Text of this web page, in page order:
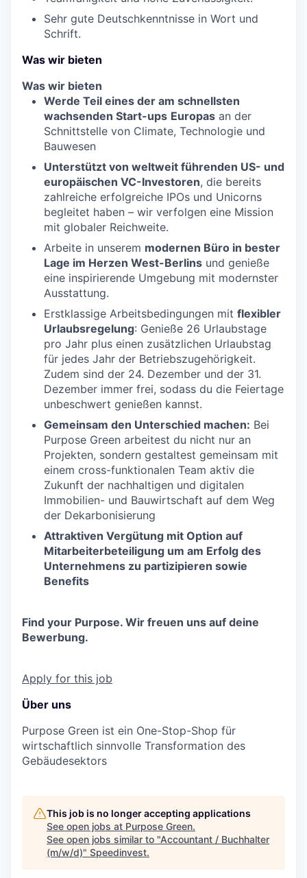
Sehr gute Deutschkenntnisse in Wort und
Schrift.
Was wir bieten
Was wir bieten
Werde Teil eines der am schnellsten
wachsenden Start-ups Europas an der
Schnittstelle von Climate, Technologie und
Bauwesen
Unterstützt von weltweit führenden US- und
europäischen VC-Investoren, die bereits
zahlreiche erfolgreiche IPOs und Unicorns
begleitet haben – wir verfolgen eine Mission
mit globaler Reichweite.
Arbeite in unserem modernen Büro in bester
Lage im Herzen West-Berlins und genieße
eine inspirierende Umgebung mit modernster
Ausstattung.
Erstklassige Arbeitsbedingungen mit flexibler
Urlaubsregelung: Genieße 26 Urlaubstage
pro Jahr plus einen zusätzlichen Urlaubstag
für jedes Jahr der Betriebszugehörigkeit.
Zudem sind der 24. Dezember und der 31.
Dezember immer frei, sodass du die Feiertage
unbeschwert genießen kannst.
Gemeinsam den Unterschied machen: Bei
Purpose Green arbeitest du nicht nur an
Projekten, sondern gestaltest gemeinsam mit
einem cross-funktionalen Team aktiv die
Zukunft der nachhaltigen und digitalen
Immobilien- und Bauwirtschaft auf dem Weg
der Dekarbonisierung
Attraktiven Vergütung mit Option auf
Mitarbeiterbeteiligung um am Erfolg des
Unternehmens zu partizipieren sowie
Benefits
Find your Purpose. Wir freuen uns auf deine
Bewerbung.
Apply for this job
Über uns
Purpose Green ist ein One-Stop-Shop für
wirtschaftlich sinnvolle Transformation des
Gebäudesektors
This job is no longer accepting applications
See open jobs at Purpose Green.
See open jobs similar to "Accountant / Buchhalter
(m/w/d)" Speedinvest.